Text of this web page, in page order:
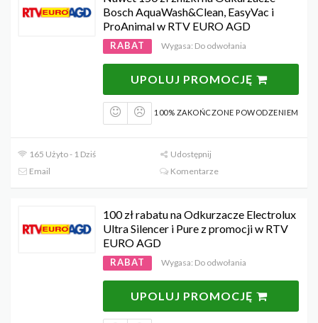
Bosch AquaWash&Clean, EasyVac i
ProAnimal w RTV EURO AGD
RABAT Wygasa: Do odwołania
UPOLUJ PROMOCJĘ
100% ZAKOŃCZONE POWODZENIEM
165 Użyto - 1 Dziś
Udostępnij
Email
Komentarze
100 zł rabatu na Odkurzacze Electrolux
Ultra Silencer i Pure z promocji w RTV
EURO AGD
RABAT Wygasa: Do odwołania
UPOLUJ PROMOCJĘ